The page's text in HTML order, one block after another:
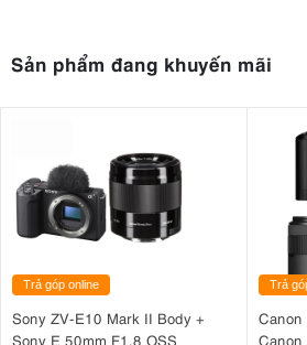
Sản phẩm đang khuyến mãi
Trả góp online
Sony ZV-E10 Mark II Body +
Sony E 50mm F1.8 OSS
Trả
Canon